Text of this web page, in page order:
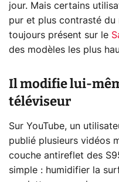
jour. Mais certains
pur et plus contrasté
toujours présent sur le
des modèles les plus
Il modifie lui-
téléviseur
Sur YouTube, un
publié plusieurs vidéos
couche antireflet des
simple : humidifier la